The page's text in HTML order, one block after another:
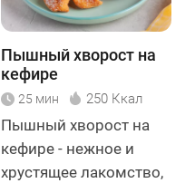
Пышный хворост на
кефире
25 мин 250 Ккал
Пышный хворост на
кефире - нежное и
хрустящее лакомство,